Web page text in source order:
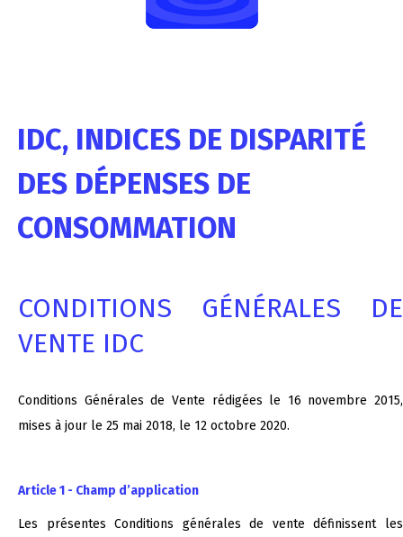
IDC, INDICES DE DISPARITÉ
DES DÉPENSES DE
CONSOMMATION
CONDITIONS GÉNÉRALES DE
VENTE IDC
Conditions Générales de Vente rédigées le 16 novembre 2015,
mises à jour le 25 mai 2018, le 12 octobre 2020.
Article 1 - Champ d’application
Les présentes Conditions générales de vente définissent les